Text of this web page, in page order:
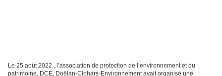
Le 25 août 2022 , l’association de protection de l’environnement et du
patrimoine, DCE, Doëlan-Clohars-Environnement avait organisé une